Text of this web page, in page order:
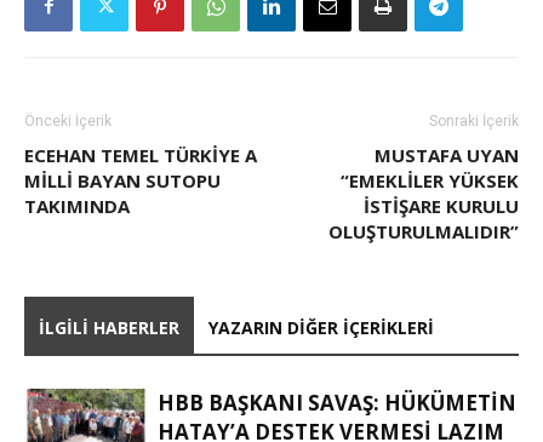
Önceki İçerik
ECEHAN TEMEL TÜRKİYE A
MİLLİ BAYAN SUTOPU
TAKIMINDA
Sonraki İçerik
MUSTAFA UYAN
“EMEKLILER YÜKSEK
İSTIŞARE KURULU
OLUŞTURULMALIDIR”
İLGILI HABERLER YAZARIN DIĞER İÇERIKLERI
HBB BAŞKANI SAVAŞ: HÜKÜMETİN
HATAY’A DESTEK VERMESİ LAZIM